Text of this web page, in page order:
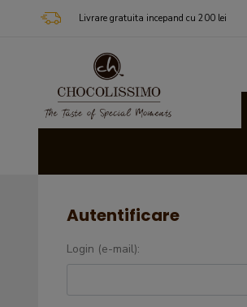
Livrare gratuita incepand cu 200 lei
Autentificare
Login (e-mail):